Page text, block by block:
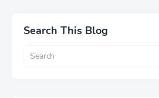
Search This Blog